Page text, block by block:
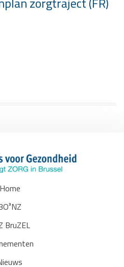
zorgtraject (FR)
Home
BO³NZ
BruZEL